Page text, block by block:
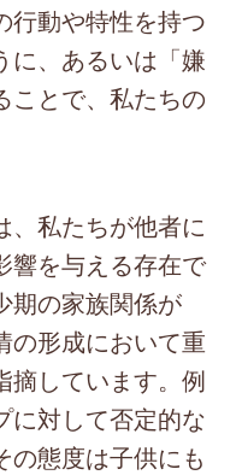
行動や特性を持つ
に、あるいは「嫌
ことで、私たちの
、私たちが他者に
響を与える存在で
期の家族関係が
の形成において重
摘しています。例
に対して否定的な
の態度は子供にも